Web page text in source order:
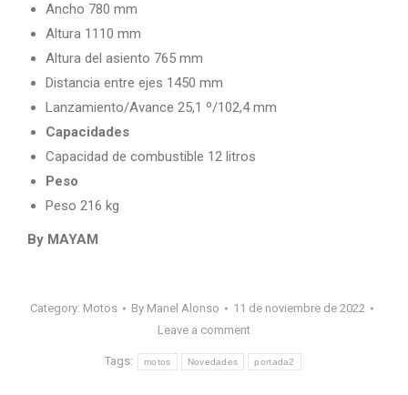
Ancho 780 mm
Altura 1110 mm
Altura del asiento 765 mm
Distancia entre ejes 1450 mm
Lanzamiento/Avance 25,1 º/102,4 mm
Capacidades
Capacidad de combustible 12 litros
Peso
Peso 216 kg
By MAYAM
Category: Motos By Manel Alonso
11 de noviembre de 2022
Leave a comment
Tags: motos Novedades portada2